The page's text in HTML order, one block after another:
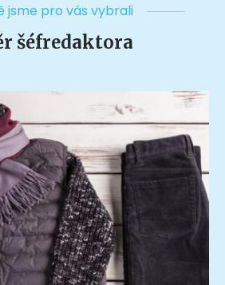
jsme pro vás vybrali
šéfredaktora